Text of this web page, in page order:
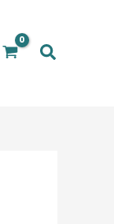
Buscar